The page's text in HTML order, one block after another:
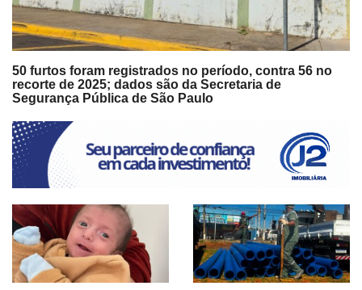
50 furtos foram registrados no período, contra 56 no
recorte de 2025; dados são da Secretaria de
Segurança Pública de São Paulo